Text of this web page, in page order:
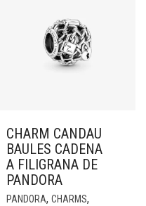
CHARM CANDAU
BAULES CADENA
A FILIGRANA DE
PANDORA
PANDORA, CHARMS,